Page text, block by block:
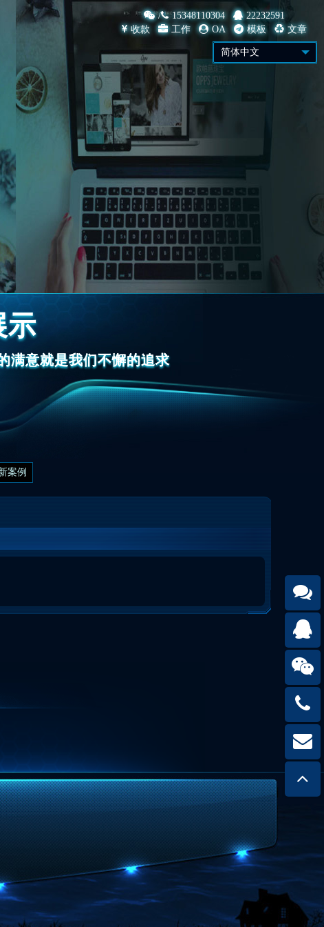
/ 15348110304
22232591
收款
工作 OA 模板 文章
示
满意就是我们不懈的追求
案例
(可点
扫一
(可